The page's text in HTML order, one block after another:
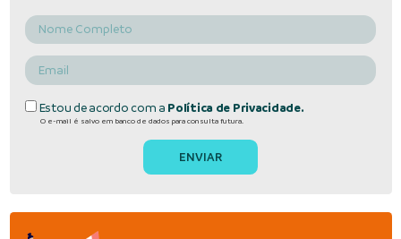
Estou de acordo com a Política de Privacidade.
O e-mail é salvo em banco de dados para consulta futura.